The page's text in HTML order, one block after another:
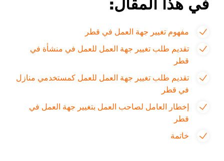
مفهوم تغيير جهة العمل في قطر
تقديم طلب تغيير جهة العمل للعمل في منشأة في
قطر
تقديم طلب تغيير جهة العمل للعمل كمستخدمي منازل
في قطر
إخطار العامل لصاحب العمل بتغيير جهة العمل في
قطر
خاتمة